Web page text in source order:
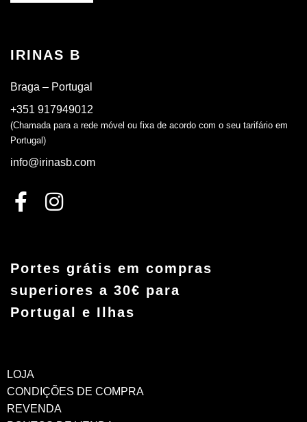
IRINAS B
Braga – Portugal
+351 917949012
(Chamada para a rede móvel ou fixa de acordo com o seu tarifário em
Portugal)
info@irinasb.com
Portes grátis em compras
superiores a 30€ para
Portugal e Ilhas
LOJA
CONDIÇÕES DE COMPRA
REVENDA